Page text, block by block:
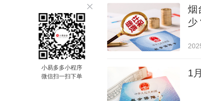
小易多多小程序
微信扫一扫下单
烟
少
1